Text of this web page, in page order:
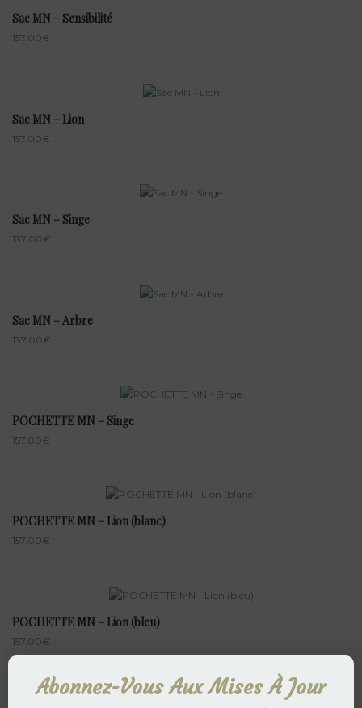
Sac MN – Sensibilité
157.00€
Sac MN – Lion
157.00€
Sac MN – Singe
137.00€
Sac MN – Arbre
137.00€
POCHETTE MN – Singe
157.00€
POCHETTE MN – Lion (blanc)
157.00€
POCHETTE MN – Lion (bleu)
157.00€
Abonnez-Vous Aux Mises À Jour